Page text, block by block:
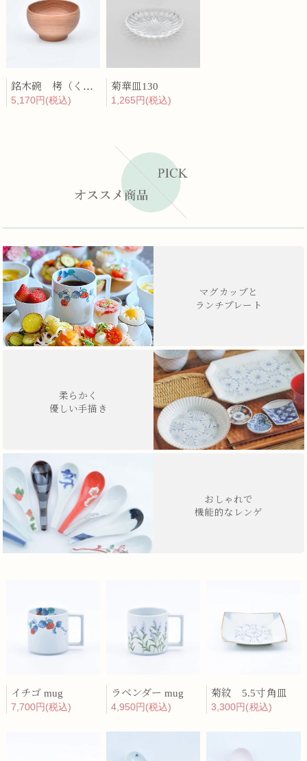
銘木碗 栲（くるみ）
5,170円(税込)
菊華皿130
1,265円(税込)
マグカップと
ランチプレート
柔らかく
優しい手描き
おしゃれで
機能的なレンゲ
イチゴ mug
7,700円(税込)
ラベンダー mug
4,950円(税込)
菊紋 5.5寸角皿
3,300円(税込)